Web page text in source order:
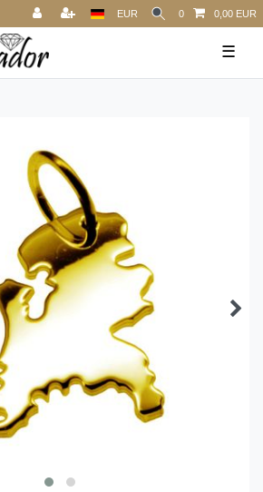
EUR 0 0,00 EUR
☰